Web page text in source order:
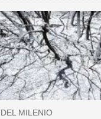
MILENIO